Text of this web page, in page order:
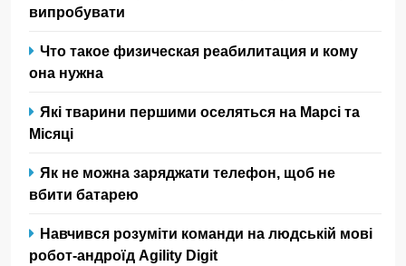
випробувати
Что такое физическая реабилитация и кому
она нужна
Які тварини першими оселяться на Марсі та
Місяці
Як не можна заряджати телефон, щоб не
вбити батарею
Навчився розуміти команди на людській мові
робот-андроїд Agility Digit